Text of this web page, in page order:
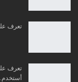
تعرف
تعرف